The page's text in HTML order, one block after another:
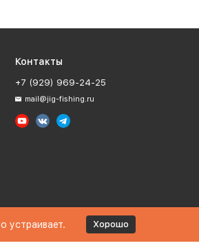
Контакты
+7 (929) 969-24-25
mail@jig-fishing.ru
устраивает. Хорошо